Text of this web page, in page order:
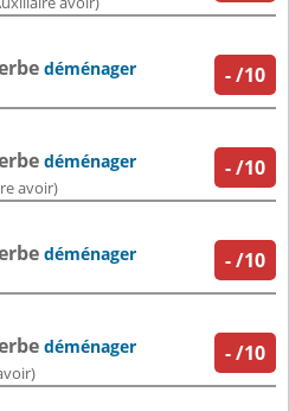
-/10
déménager
-/10
déménager
avoir)
-/10
déménager
-/10
déménager